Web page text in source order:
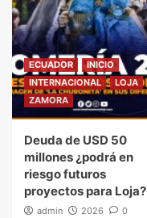
ECUADOR
INICIO
INTERNACIONAL
LOJA
ZAMORA
Deuda de USD 50
millones ¿podrá en
riesgo futuros
proyectos para Loja?
admin 2026 0